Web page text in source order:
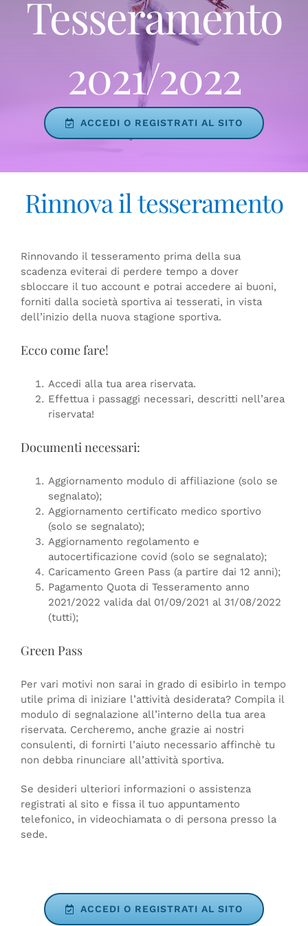
Tesseramento
2021/2022
ACCEDI O REGISTRATI AL SITO
Rinnova il tesseramento
Rinnovando il tesseramento prima della sua
scadenza eviterai di perdere tempo a dover
sbloccare il tuo account e potrai accedere ai buoni,
forniti dalla società sportiva ai tesserati, in vista
dell’inizio della nuova stagione sportiva.
Ecco come fare!
Accedi alla tua area riservata.
Effettua i passaggi necessari, descritti nell’area
riservata!
Documenti necessari:
Aggiornamento modulo di affiliazione (solo se
segnalato);
Aggiornamento certificato medico sportivo
(solo se segnalato);
Aggiornamento regolamento e
autocertificazione covid (solo se segnalato);
Caricamento Green Pass (a partire dai 12 anni);
Pagamento Quota di Tesseramento anno
2021/2022 valida dal 01/09/2021 al 31/08/2022
(tutti);
Green Pass
Per vari motivi non sarai in grado di esibirlo in tempo
utile prima di iniziare l’attività desiderata? Compila il
modulo di segnalazione all’interno della tua area
riservata. Cercheremo, anche grazie ai nostri
consulenti, di fornirti l’aiuto necessario affinchè tu
non debba rinunciare all’attività sportiva.
Se desideri ulteriori informazioni o assistenza
registrati al sito e fissa il tuo appuntamento
telefonico, in videochiamata o di persona presso la
sede.
ACCEDI O REGISTRATI AL SITO